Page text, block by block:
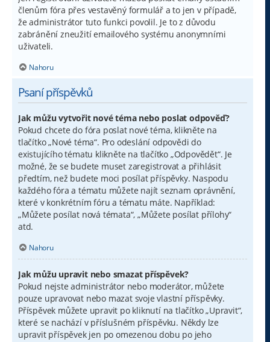
členům fóra přes vestavěný formulář a to jen v případě,
že administrátor tuto funkci povolil. Je to z důvodu
zabránění zneužití emailového systému anonymními
uživateli.
Nahoru
Psaní příspěvků
Jak můžu vytvořit nové téma nebo poslat odpověď?
Pokud chcete do fóra poslat nové téma, klikněte na
tlačítko „Nové téma“. Pro odeslání odpovědi do
existujícího tématu klikněte na tlačítko „Odpovědět“. Je
možné, že se budete muset zaregistrovat a přihlásit
předtím, než budete moci posílat příspěvky. Naspodu
každého fóra a tématu můžete najít seznam oprávnění,
které v konkrétním fóru a tématu máte. Například:
„Můžete posílat nová témata“, „Můžete posílat přílohy“
atd.
Nahoru
Jak můžu upravit nebo smazat příspěvek?
Pokud nejste administrátor nebo moderátor, můžete
pouze upravovat nebo mazat svoje vlastní příspěvky.
Příspěvek můžete upravit po kliknutí na tlačítko „Upravit“,
které se nachází v příslušném příspěvku. Někdy lze
upravit příspěvek jen po omezenou dobu po jeho